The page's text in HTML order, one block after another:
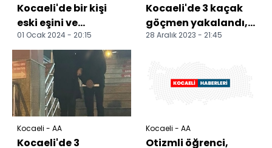
Kocaeli'de bir kişi
eski eşini ve
arkadaşını tüfekle
yaraladı
01 Ocak 2024 - 20:15
Kocaeli'de 3 kaçak
göçmen yakalandı, 1
organizatör
28 Aralık 2023 - 21:45
Kocaeli - AA
Kocaeli'de 3
Kocaeli - AA
Otizmli öğrenci,